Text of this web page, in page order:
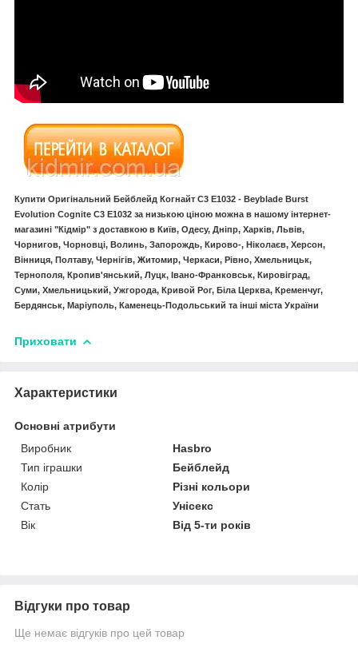
Купити Оригінальний Бейблейд Когнайт C3 E1032 - Beyblade Burst
Evolution Cognite C3 E1032 за низькою ціною можна в нашому інтернет-
магазині "Кідмір" з доставкою в Київ, Одесу, Дніпр, Харків, Львів,
Чорнигов, Чорновці, Волинь, Запорождь, Кирово-, Ніколаєв, Херсон,
Вінниця, Полтаву, Чернігів, Житомир, Черкаси, Рівно, Хмельницьк,
Тернополя, Кропив'янський, Луцк, Івано-Франковськ, Кировіград,
Суми, Хмельницький, Ужгорода, Кривой Рог, Біла Церква, Кременчуг,
Бердянськ, Маріуполь, Каменець-Подольський та інші міста України
Приховати
Характеристики
Основні атрибути
Виробник
Hasbro
Тип іграшки
Бейблейд
Колір
Різні кольори
Стать
Унісекс
Вік
Від 5-ти років
Відгуки про товар
Ще немає відгуків про цей товар